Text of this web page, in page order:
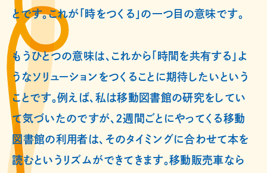
とです。これが「時をつくる」の一つ目の意味です。
もうひとつの意味は、これから「時間を共有する」よ
うなソリューションをつくることに期待したいという
ことです。例えば、私は移動図書館の研究をしてい
て気づいたのですが、2週間ごとにやってくる移動
図書館の利用者は、そのタイミングに合わせて本を
読むというリズムができてきます。移動販売車なら